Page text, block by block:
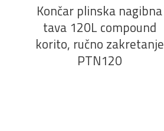
Končar plinska nagibna
tava 120L compound
korito, ručno zakretanje
PTN120